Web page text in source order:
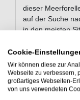
dieser
auf der Suche
in den meisten
mit dem
Köder ist ein
Der Westin
Cookie-
Wir können diese zur
Webseite zu verbessern,
großartiges Webseiten-
von uns verwendeten